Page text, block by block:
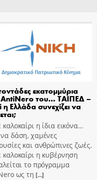
εκατομμύρια
του… ΤΑΙΠΕΔ –
η Ελλάδα συνεχίζει να
καλοκαίρι η ίδια εικόνα…
δάση, χαμένες
και ανθρώπινες ζωές.
καλοκαίρι η κυβέρνηση
το πρόγραμμα
ως τη […]